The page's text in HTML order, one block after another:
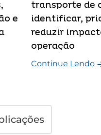
e
transporte de
identificar,
reduzir
operação
Continue Lendo